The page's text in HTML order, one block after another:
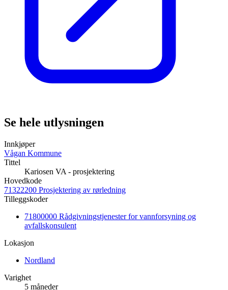
Se hele utlysningen
Innkjøper
Vågan Kommune
Tittel
Kariosen VA - prosjektering
Hovedkode
71322200 Prosjektering av rørledning
Tilleggskoder
71800000 Rådgivningstjenester for vannforsyning og
avfallskonsulent
Lokasjon
Nordland
Varighet
5 måneder